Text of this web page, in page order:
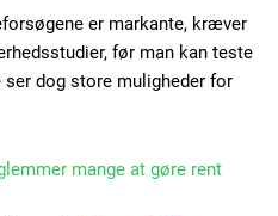
er markante, kræver
før man kan teste
ser dog store muligheder for
mange at gøre rent